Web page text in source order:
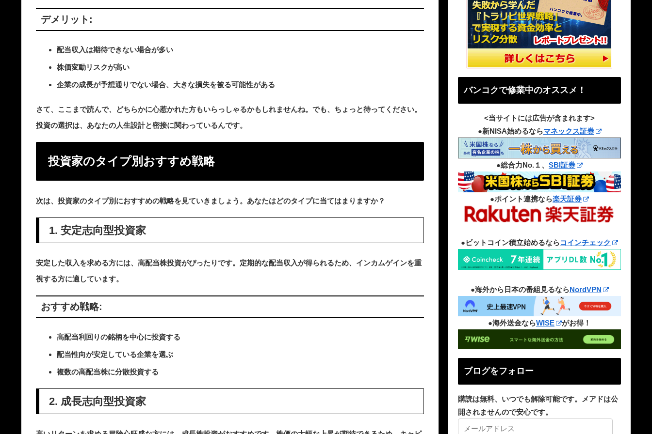
デメリット:
配当収入は期待できない場合が多い
株価変動リスクが高い
企業の成長が予想通りでない場合、大きな損失を被る可能性がある
さて、ここまで読んで、どちらかに心惹かれた方もいらっしゃるかもしれませんね。でも、ちょっと待ってください。
投資の選択は、あなたの人生設計と密接に関わっているんです。
投資家のタイプ別おすすめ戦略
次は、投資家のタイプ別におすすめの戦略を見ていきましょう。あなたはどのタイプに当てはまりますか？
1. 安定志向型投資家
安定した収入を求める方には、高配当株投資がぴったりです。定期的な配当収入が得られるため、インカムゲインを重
視する方に適しています。
おすすめ戦略:
高配当利回りの銘柄を中心に投資する
配当性向が安定している企業を選ぶ
複数の高配当株に分散投資する
2. 成長志向型投資家
バンコクで修業中のオススメ！
<当サイトには広告が含まれます>
●新NISA始めるならマネックス証券
●総合力No.１、 SBI証券
●ポイント連携なら楽天証券
●ビットコイン積立始めるならコインチェック
●海外から日本の番組見るならNordVPN
●海外送金ならWISE がお得！
ブログをフォロー
購読は無料、いつでも解除可能です。メアドは公
開されませんので安心です。